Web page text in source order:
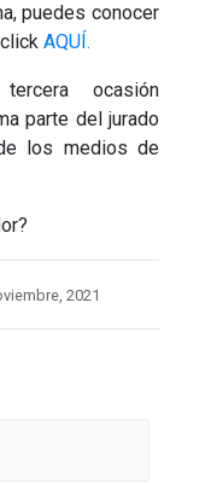
puedes conocer
AQUÍ.
ocasión
parte del jurado
los medios de
2021